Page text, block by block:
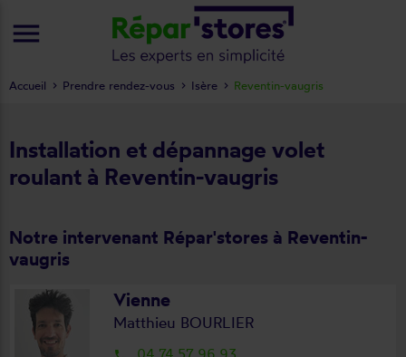
Installation et dépannage volet
roulant à Reventin-vaugris
Notre intervenant Répar'stores à Reventin-
vaugris
Vienne
Matthieu BOURLIER
Accueil Prendre rendez-vous Isère Reventin-vaugris
menu